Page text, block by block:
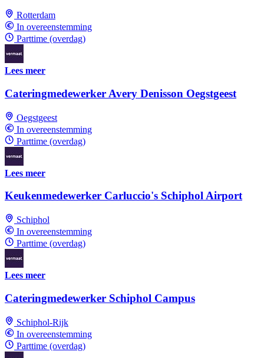
Rotterdam
In overeenstemming
Parttime (overdag)
Lees meer
Cateringmedewerker Avery Denisson Oegstgeest
Oegstgeest
In overeenstemming
Parttime (overdag)
Lees meer
Keukenmedewerker Carluccio's Schiphol Airport
Schiphol
In overeenstemming
Parttime (overdag)
Lees meer
Cateringmedewerker Schiphol Campus
Schiphol-Rijk
In overeenstemming
Parttime (overdag)